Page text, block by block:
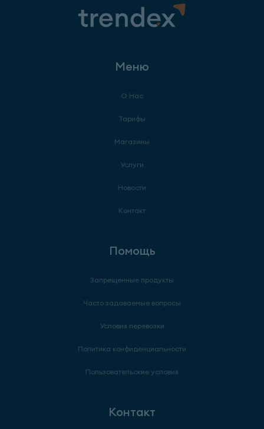
Меню
О Нас
Тарифы
Магазины
Услуги
Новости
Контакт
Помощь
Запрещенные продукты
Часто задаваемые вопросы
Условия перевозки
Политика конфиденциальности
Пользовательские условия
Контакт